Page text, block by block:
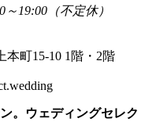
～19:00（不定休）
本町15-10 1階・2階
。ウェディングセレク